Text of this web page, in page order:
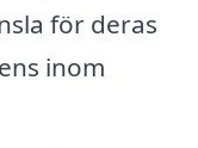
för deras
inom